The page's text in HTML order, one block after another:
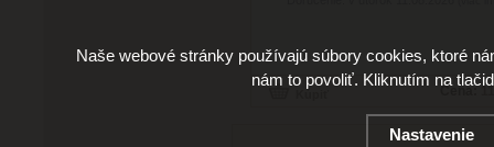
Cena:
Naše webové stránky používajú súbory cookies, ktoré
nám to povoliť. Kliknutím na
Nastavenie